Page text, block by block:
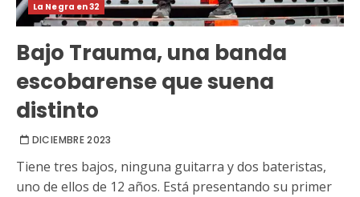
La Negra en 32
Bajo Trauma, una banda
escobarense que suena
distinto
DICIEMBRE 2023
Tiene tres bajos, ninguna guitarra y dos bateristas,
uno de ellos de 12 años. Está presentando su primer